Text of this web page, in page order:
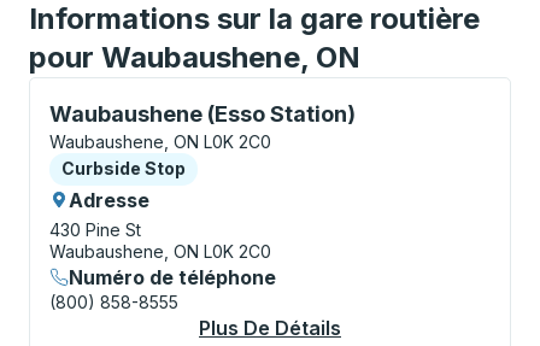
Informations sur la gare routière
pour Waubaushene, ON
Waubaushene (Esso Station)
Curbside Stop, utilisez les touches fléchées ou la
Waubaushene, ON L0K 2C0
Curbside Stop
Curbside Stop
Adresse
430 Pine St
Waubaushene, ON L0K 2C0
Numéro de téléphone
(800) 858-8555
Plus De Détails